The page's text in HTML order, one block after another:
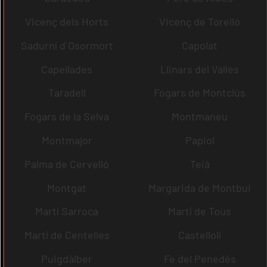
Vicenç dels Horts
Vicenç de Torelló
Sadurní d´Osormort
Capolat
Capellades
Llinars del Vallès
Taradell
Fogars de Montclús
Fogars de la Selva
Montmaneu
Montmajor
Papiol
Palma de Cervelló
Teià
Montgat
Margarida de Montbui
Martí Sarroca
Martí de Tous
Martí de Centelles
Castellolí
Puigdàlber
Fe del Penedès